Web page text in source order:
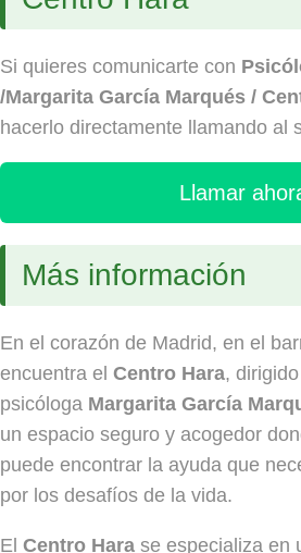
Si quieres comunicarte con
/Margarita García Marqués /
hacerlo directamente llamando al
Llamar
Más información
En el corazón de Madrid, en el
encuentra el Centro Hara,
psicóloga Margarita García
un espacio seguro y acogedor
puede encontrar la ayuda que
por los desafíos de la vida.
El Centro Hara se especializa en